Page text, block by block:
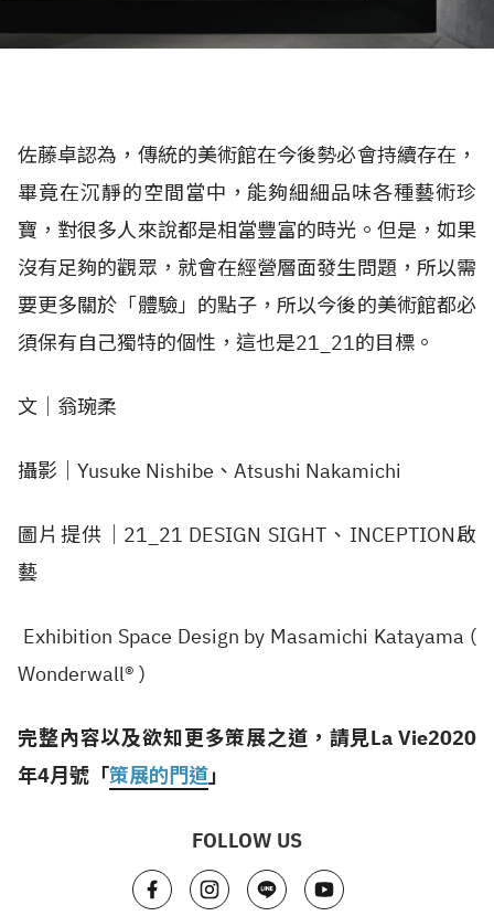
佐藤卓認為，傳統的美術館在今後勢必會持續存在，
畢竟在沉靜的空間當中，能夠細細品味各種藝術珍
寶，對很多人來說都是相當豐富的時光。但是，如果
沒有足夠的觀眾，就會在經營層面發生問題，所以需
要更多關於「體驗」的點子，所以今後的美術館都必
須保有自己獨特的個性，這也是21_21的目標。
文│翁琬柔
攝影│Yusuke Nishibe、Atsushi Nakamichi
圖片提供│21_21 DESIGN SIGHT、INCEPTION啟
藝
Exhibition Space Design by Masamichi Katayama (
Wonderwall® )
完整內容以及欲知更多策展之道，請見La Vie2020
年4月號 「策展的門道」
FOLLOW US